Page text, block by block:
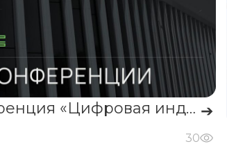
Конференция «Цифровая индустрия промышленной России» ➔
30